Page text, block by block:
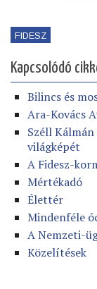
FIDESZ
Kapcsolódó
Bilincs és
Ara-Kovács
Széll
világképét
A Fidesz-
Mértékadó
Élettér
Mindenféle
A Nemzeti-
Közelítések